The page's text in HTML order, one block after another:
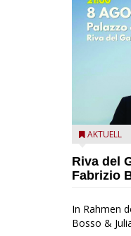
Fabrizio
AKTUELL
Riva del
Fabrizio
In Rahmen
Bosso &